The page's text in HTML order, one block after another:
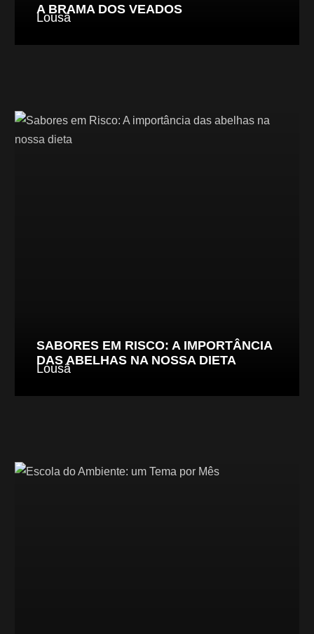
A BRAMA DOS VEADOS
Lousã
SABORES EM RISCO: A IMPORTÂNCIA
DAS ABELHAS NA NOSSA DIETA
Lousã